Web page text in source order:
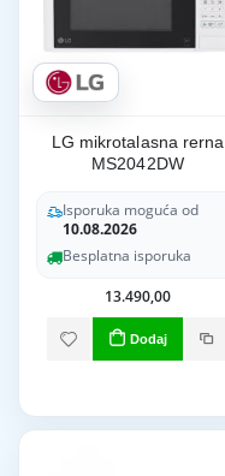
LG mikrotalasna rerna
MS2042DW
Isporuka moguća od
10.08.2026
Besplatna isporuka
13.490,00
Dodaj